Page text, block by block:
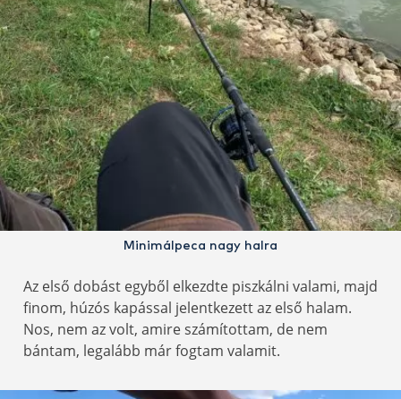
Minimálpeca nagy halra
Az első dobást egyből elkezdte piszkálni valami, majd
finom, húzós kapással jelentkezett az első halam.
Nos, nem az volt, amire számítottam, de nem
bántam, legalább már fogtam valamit.